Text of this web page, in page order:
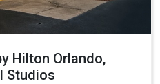
Hilton Orlando,
Studios